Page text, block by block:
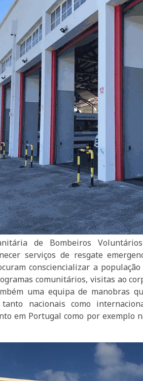
de Bombeiros
serviços de resgate
consciencializar a
comunitários, visitas ao
uma equipa de manobras
tanto nacionais como
em Portugal como por exemplo